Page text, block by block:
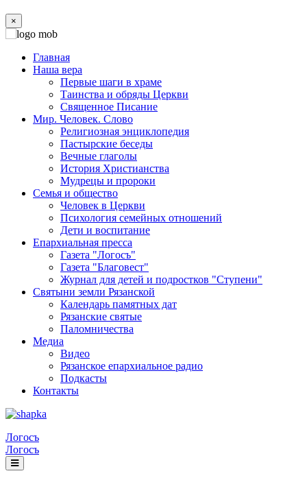
×
Главная
Наша вера
Первые шаги в храме
Таинства и обряды Церкви
Священное Писание
Мир. Человек. Слово
Религиозная энциклопедия
Пастырские беседы
Вечные глаголы
История Христианства
Мудрецы и пророки
Семья и общество
Человек в Церкви
Психология семейных отношений
Дети и воспитание
Епархиальная пресса
Газета "Логосъ"
Газета "Благовест"
Журнал для детей и подростков "Ступени"
Святыни земли Рязанской
Календарь памятных дат
Рязанские святые
Паломничества
Медиа
Видео
Рязанское епархиальное радио
Подкасты
Контакты
Логосъ
Логосъ